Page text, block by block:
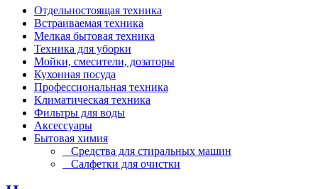
Отдельностоящая техника
Встраиваемая техника
Мелкая бытовая техника
Техника для уборки
Мойки, смесители, дозаторы
Кухонная посуда
Профессиональная техника
Климатическая техника
Фильтры для воды
Аксессуары
Бытовая химия
Средства для стиральных машин
Салфетки для очистки